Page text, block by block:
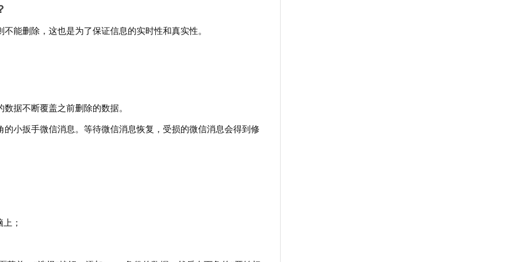
能删除，这也是为了保证信息的实时性和真实性。
据不断覆盖之前删除的数据。
小扳手微信消息。等待微信消息恢复，受损的微信消息会得到修
；